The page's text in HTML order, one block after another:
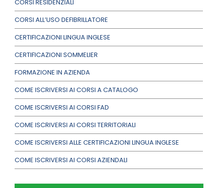
CORSI RESIDENZIALI
CORSI ALL’USO DEFIBRILLATORE
CERTIFICAZIONI LINGUA INGLESE
CERTIFICAZIONI SOMMELIER
FORMAZIONE IN AZIENDA
COME ISCRIVERSI AI CORSI A CATALOGO
COME ISCRIVERSI AI CORSI FAD
COME ISCRIVERSI AI CORSI TERRITORIALI
COME ISCRIVERSI ALLE CERTIFICAZIONI LINGUA INGLESE
COME ISCRIVERSI AI CORSI AZIENDALI